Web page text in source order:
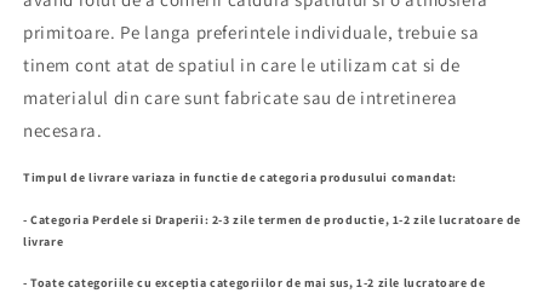
primitoare. Pe langa preferintele individuale, trebuie sa
tinem cont atat de spatiul in care le utilizam cat si de
materialul din care sunt fabricate sau de intretinerea
necesara.
Timpul de livrare variaza in functie de categoria produsului comandat:
- Categoria Perdele si Draperii: 2-3 zile termen de productie, 1-2 zile lucratoare de
livrare
- Toate categoriile cu exceptia categoriilor de mai sus, 1-2 zile lucratoare de